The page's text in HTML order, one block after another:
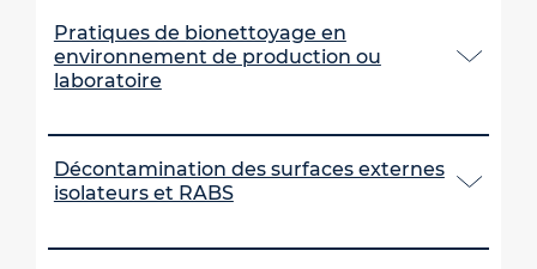
Pratiques de bionettoyage en
environnement de production ou
laboratoire
Décontamination des surfaces externes
isolateurs et RABS